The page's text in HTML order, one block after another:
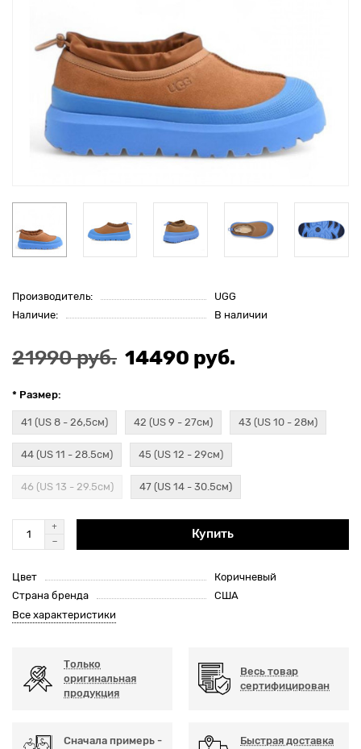
Производитель:
UGG
Наличие:
В наличии
21990 руб. 14490 руб.
* Размер:
41 (US 8 - 26,5см) 42 (US 9 - 27см) 43 (US 10 - 28м)
44 (US 11 - 28.5см) 45 (US 12 - 29см)
46 (US 13 - 29.5см) 47 (US 14 - 30.5см)
Купить
Цвет
Коричневый
Страна бренда
США
Все характеристики
Только
оригинальная
продукция
Весь товар
сертифицирован
Сначала примерь -
Быстрая доставка